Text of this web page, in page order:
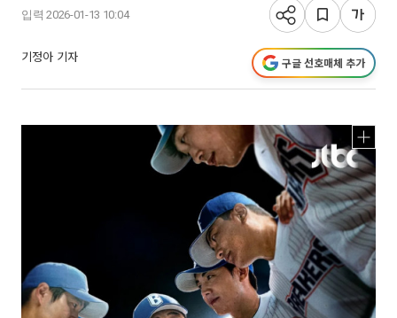
입력 2026-01-13 10:04
기정아 기자 구글 선호매체 추가